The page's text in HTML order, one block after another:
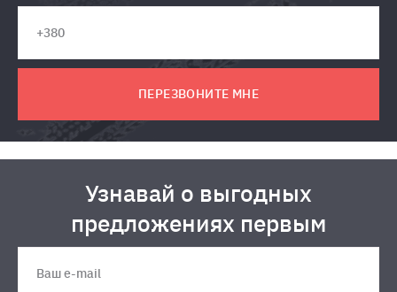
ПЕРЕЗВОНИТЕ МНЕ
Узнавай о выгодных
предложениях первым